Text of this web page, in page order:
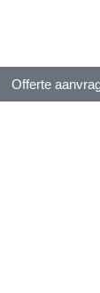
Offerte